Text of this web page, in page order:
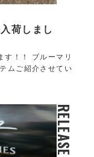
荷しまし
す！！ ブルーマリ
ムご紹介させてい
RELEASE